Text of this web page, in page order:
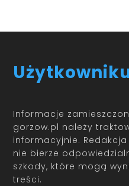
Informacje
gorzow.pl należy
informacyjnie.
nie bierze
szkody, które mogą
treści.